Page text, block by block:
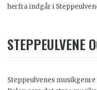
herfra indgår i
STEPPEULVENE
Steppeulvenes